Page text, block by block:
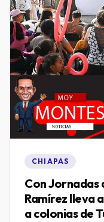
CHIAPAS
Con Jornadas
Ramírez lleva
a colonias de